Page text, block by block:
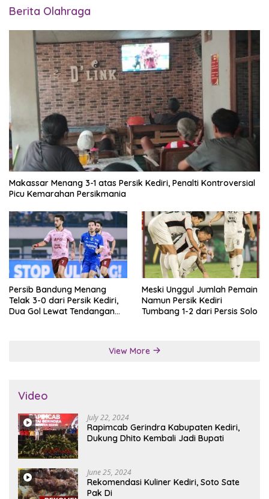
Berita Olahraga
Makassar Menang 3-1 atas Persik Kediri, Penalti Kontroversial
Picu Kemarahan Persikmania
Persib Bandung Menang
Telak 3-0 dari Persik Kediri,
Dua Gol Lewat Tendangan
Meski Unggul Jumlah Pemain
Namun Persik Kediri
Tumbang 1-2 dari Persis Solo
View More
Video
July 22, 2024
Rapimcab Gerindra Kabupaten Kediri,
Dukung Dhito Kembali Jadi Bupati
June 25, 2024
Rekomendasi Kuliner Kediri, Soto Sate
Pak Di